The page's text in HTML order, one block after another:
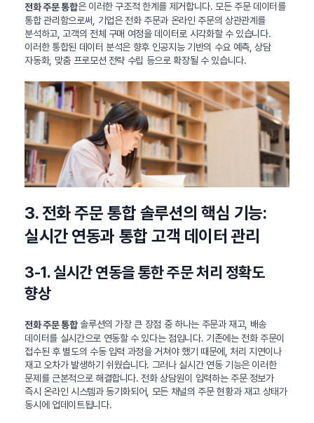
전화 주문 통합은 이러한 구조적 한계를 제거합니다. 모든 주문 데이터를
통합 관리함으로써, 기업은 전화 주문과 온라인 주문의 상관관계를
분석하고, 고객의 전체 구매 여정을 데이터로 시각화할 수 있습니다.
이러한 통합된 데이터 분석은 향후 인공지능 기반의 수요 예측, 상담
자동화, 맞춤 프로모션 전략 수립 등으로 확장될 수 있습니다.
3. 전화 주문 통합 솔루션의 핵심 기능:
실시간 연동과 통합 고객 데이터 관리
3-1. 실시간 연동을 통한 주문 처리 정확도
향상
전화 주문 통합솔루션의 가장 큰 장점 중 하나는 주문과 재고, 배송
데이터를 실시간으로 연동할 수 있다는 점입니다. 기존에는 전화 주문이
접수된 후 별도의 수동 입력 과정을 거쳐야 했기 때문에, 처리 지연이나
재고 오차가 발생하기 쉬웠습니다. 그러나 실시간 연동 기능은 이러한
문제를 근본적으로 해결합니다. 전화 상담원이 입력하는 주문 정보가
즉시 온라인 시스템과 동기화되어, 모든 채널의 주문 현황과 재고 상태가
동시에 업데이트됩니다.